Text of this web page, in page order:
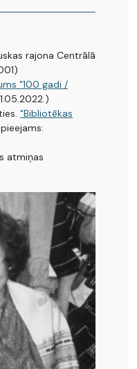
rajona Centrālā
"100 gadi /
"Bibliotēkas
atmiņas